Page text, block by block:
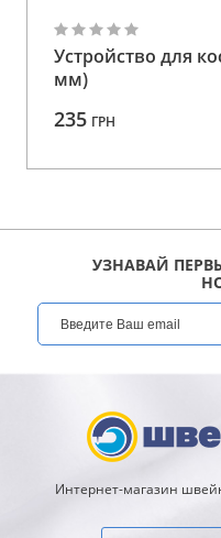
Устройство для
мм)
235 ГРН
УЗНАВАЙ
Интернет-магазин